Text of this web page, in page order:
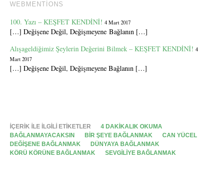
WEBMENTIONS
100. Yazı – KEŞFET KENDİNİ! 4 Mart 2017
[…] Değişene Değil, Değişmeyene Bağlanın […]
Alışageldiğimiz Şeylerin Değerini Bilmek – KEŞFET KENDİNİ! 4
Mart 2017
[…] Değişene Değil, Değişmeyene Bağlanın […]
İÇERIK ILE ILGILI ETIKETLER
4 DAKIKALIK OKUMA
BAĞLANMAYACAKSIN
BIR ŞEYE BAĞLANMAK
CAN YÜCEL
DEĞIŞENE BAĞLANMAK
DÜNYAYA BAĞLANMAK
KÖRÜ KÖRÜNE BAĞLANMAK
SEVGILIYE BAĞLANMAK